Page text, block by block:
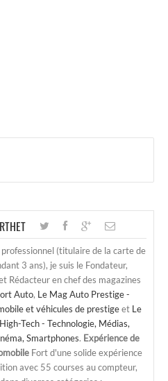
(titulaire de la carte de
3 ans), je suis le Fondateur,
Rédacteur en chef des magazines
Auto, Le Mag Auto Prestige -
et véhicules de prestigeet Le
Tech - Technologie, Médias,
Smartphones. Expérience de
Fort d'une solide expérience
avec 55 courses au compteur,